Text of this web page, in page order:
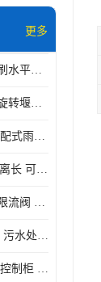
站
房
备
更多
大连高压水力清洗毛刷水平自清洁滚刷 水力自动冲洗系统 水力清洗
成都液动旋转式堰门旋转堰门 自动控制 SUS304
玻璃钢预制检查井 装配式雨水污水井 初期弃流井 源头厂家
3D智能喷射器冲洗距离长 可270度旋转 高强度水压远距离喷洗
不锈钢雨污分流浮筒限流阀 DN150-DN1000 品质可信
hmpp一体化预制泵站 污水处理系统 乡镇学校市政排水 厂家供应
柔性气动雨污截流阀 控制柜 远程控制安全性高检修方便